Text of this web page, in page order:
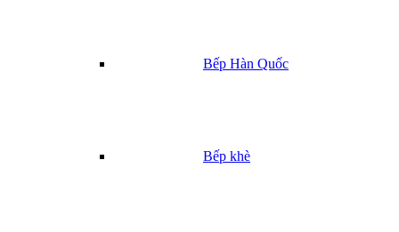
Bếp Hàn Quốc
Bếp khè